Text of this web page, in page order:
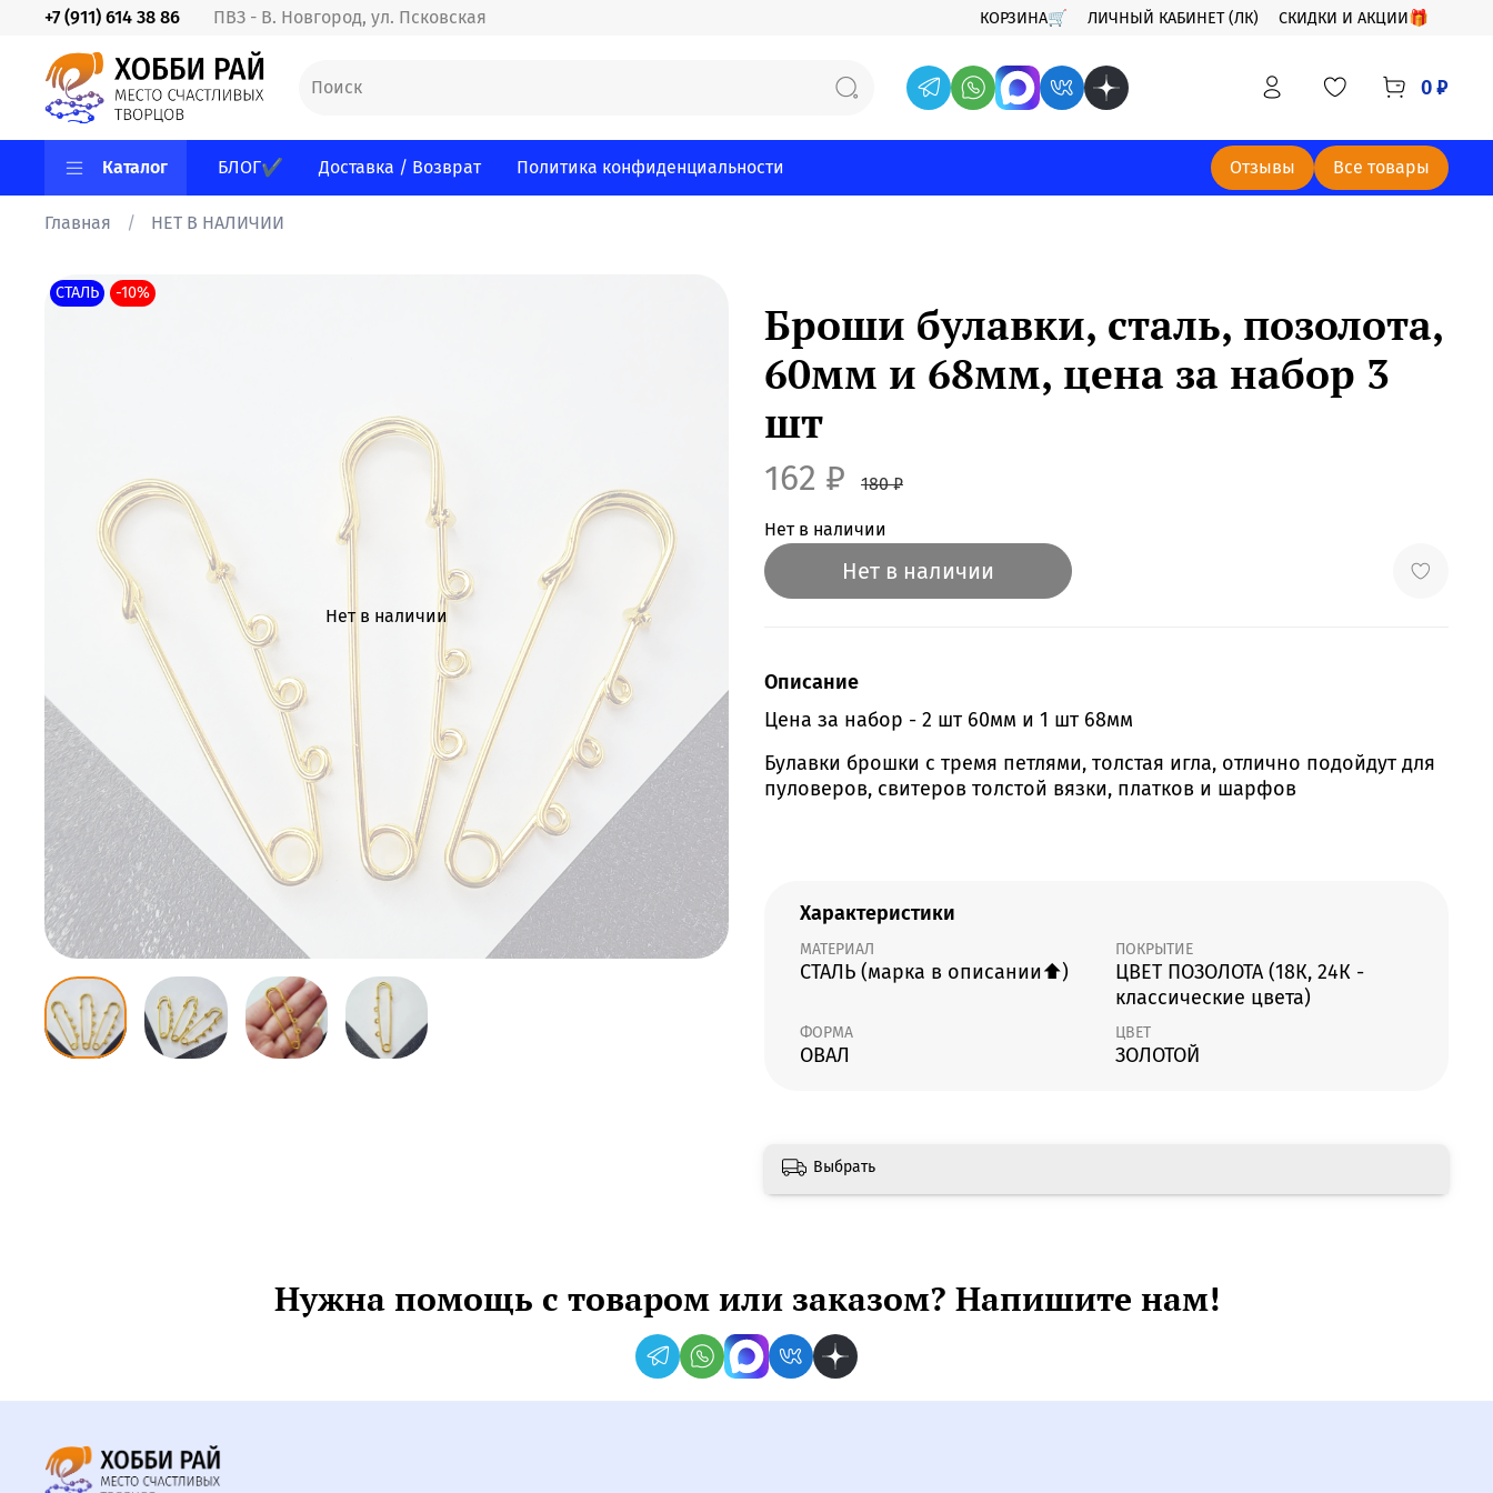
КОРЗИНА🛒 ЛИЧНЫЙ КАБИНЕТ (ЛК) СКИДКИ И АКЦИИ🎁
ПВЗ - В. Новгород, ул. Псковская
+7 (911) 614 38 86
0 ₽
Каталог БЛОГ✔ Доставка / Возврат Политика конфиденциальности Отзывы Все товары
Главная НЕТ В НАЛИЧИИ
Нет в наличии
СТАЛЬ -10%
Броши булавки, сталь, позолота,
60мм и 68мм, цена за набор 3
шт
162 ₽ 180 ₽
Нет в наличии
Нет в наличии
Описание
Цена за набор - 2 шт 60мм и 1 шт 68мм
Булавки брошки с тремя петлями, толстая игла, отлично подойдут для
пуловеров, свитеров толстой вязки, платков и шарфов
Характеристики
МАТЕРИАЛ
СТАЛЬ (марка в описании⬆️)
ПОКРЫТИЕ
ЦВЕТ ПОЗОЛОТА (18К, 24К -
классические цвета)
ФОРМА
ОВАЛ
ЦВЕТ
ЗОЛОТОЙ
Выбрать
Нужна помощь с товаром или заказом? Напишите нам!